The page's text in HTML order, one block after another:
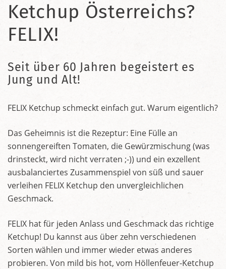
Ketchup Österreichs?
FELIX!
Seit über 60 Jahren begeistert es
Jung und Alt!
FELIX Ketchup schmeckt einfach gut. Warum eigentlich?
Das Geheimnis ist die Rezeptur: Eine Fülle an
sonnengereiften Tomaten, die Gewürzmischung (was
drinsteckt, wird nicht verraten ;-)) und ein exzellent
ausbalanciertes Zusammenspiel von süß und sauer
verleihen FELIX Ketchup den unvergleichlichen
Geschmack.
FELIX hat für jeden Anlass und Geschmack das richtige
Ketchup! Du kannst aus über zehn verschiedenen
Sorten wählen und immer wieder etwas anderes
probieren. Von mild bis hot, vom Höllenfeuer-Ketchup